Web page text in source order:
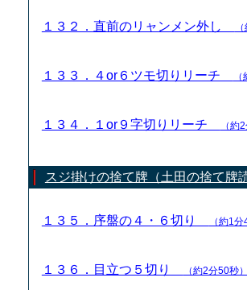
１３２．直前のリャンメン外し
１３３．４or６ツモ切りリーチ
１３４．１or９字切りリーチ （約
スジ掛けの捨て牌（土田の捨て牌
１３５．序盤の４・６切り （約1分
１３６．目立つ５切り （約2分50秒）